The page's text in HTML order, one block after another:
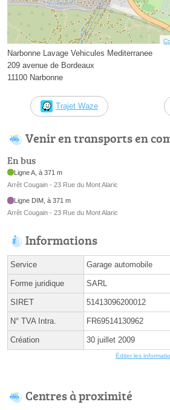
Narbonne Lavage Vehicules Mediterranee
209 avenue de Bordeaux
11100 Narbonne
Trajet Waze
Venir en transports en
En bus
Ligne A, à 371 m
Arrêt Cougain - 23 Rue du Mont Alaric
Ligne DIM, à 371 m
Arrêt Cougain - 23 Rue du Mont Alaric
Informations
Service Garage automobile
Forme juridique SARL
SIRET 51413096200012
N° TVA Intra. FR69514130962
Création 30 juillet 2009
Éditer les
Centres à proximité